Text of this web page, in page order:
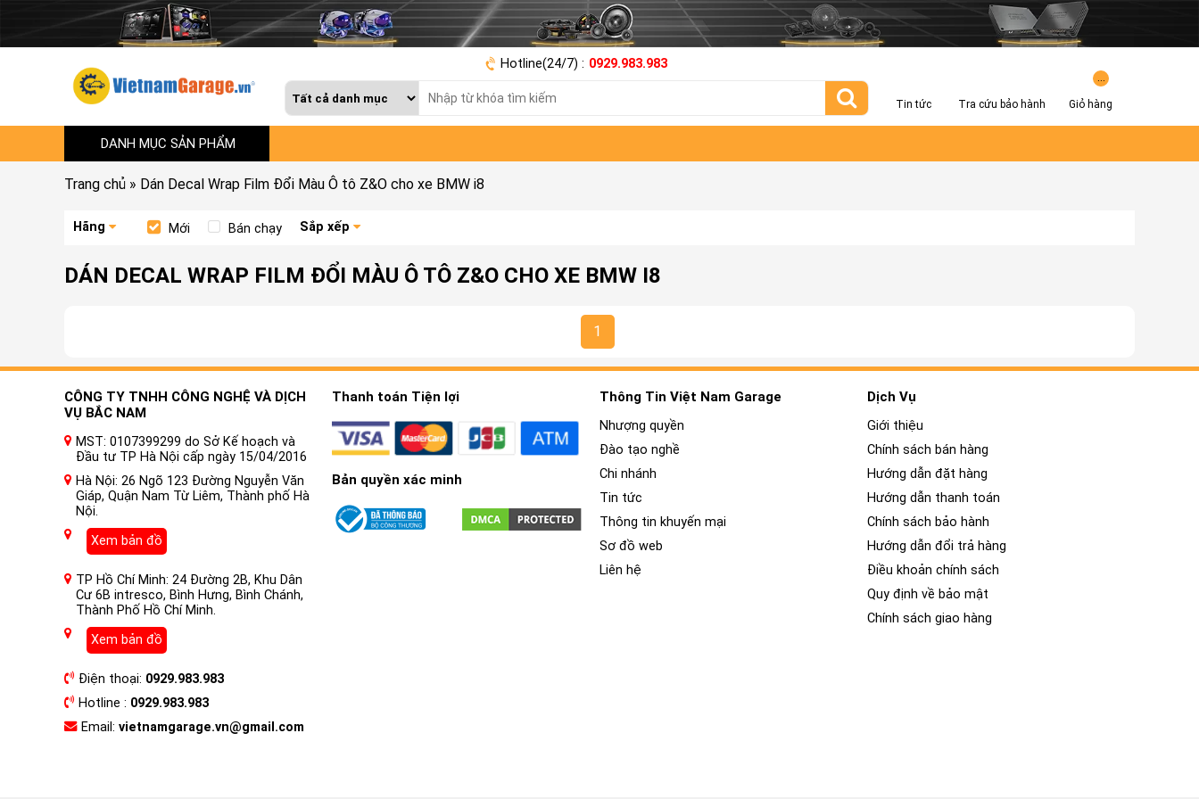
Hotline(24/7) : 0929.983.983
Tin tức Tra cứu bảo hành Giỏ hàng
DANH MỤC SẢN PHẨM
Trang chủ » Dán Decal Wrap Film Đổi Màu Ô tô Z&O cho xe BMW i8
Hãng Mới Bán chạy Sắp xếp
DÁN DECAL WRAP FILM ĐỔI MÀU Ô TÔ Z&O CHO XE BMW I8
1
CÔNG TY TNHH CÔNG NGHỆ VÀ DỊCH
VỤ BẮC NAM
MST: 0107399299 do Sở Kế hoạch và
Đầu tư TP Hà Nội cấp ngày 15/04/2016
Hà Nội: 26 Ngõ 123 Đường Nguyễn Văn
Giáp, Quận Nam Từ Liêm, Thành phố Hà
Nội.
Xem bản đồ
TP Hồ Chí Minh: 24 Đường 2B, Khu Dân
Cư 6B intresco, Bình Hưng, Bình Chánh,
Thành Phố Hồ Chí Minh.
Xem bản đồ
Điện thoại: 0929.983.983
Hotline : 0929.983.983
Email: vietnamgarage.vn@gmail.com
Thanh toán Tiện lợi
Bản quyền xác minh
Thông Tin Việt Nam Garage
Nhượng quyền
Đào tạo nghề
Chi nhánh
Tin tức
Thông tin khuyến mại
Sơ đồ web
Liên hệ
Dịch Vụ
Giới thiệu
Chính sách bán hàng
Hướng dẫn đặt hàng
Hướng dẫn thanh toán
Chính sách bảo hành
Hướng dẫn đổi trả hàng
Điều khoản chính sách
Quy định về bảo mật
Chính sách giao hàng